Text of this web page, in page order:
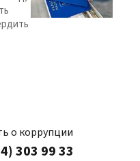
о коррупции
303 99 33